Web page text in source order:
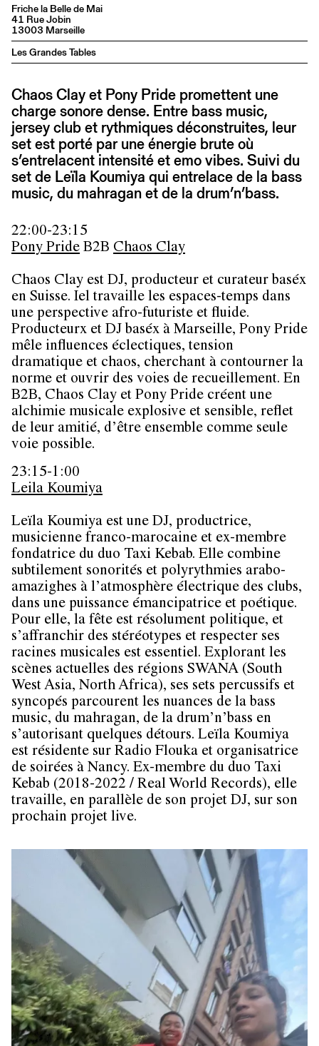
Friche la Belle de Mai
41 Rue Jobin
13003 Marseille
Les Grandes Tables
Chaos Clay et Pony Pride promettent une
charge sonore dense. Entre bass music,
jersey club et rythmiques déconstruites, leur
set est porté par une énergie brute où
s’entrelacent intensité et emo vibes. Suivi du
set de Leïla Koumiya qui entrelace de la bass
music, du mahragan et de la drum’n’bass.
22:00-23:15
Pony Pride B2B Chaos Clay
Chaos Clay est DJ, producteur et curateur baséx
en Suisse. Iel travaille les espaces-temps dans
une perspective afro-futuriste et fluide.
Producteurx et DJ baséx à Marseille, Pony Pride
mêle influences éclectiques, tension
dramatique et chaos, cherchant à contourner la
norme et ouvrir des voies de recueillement. En
B2B, Chaos Clay et Pony Pride créent une
alchimie musicale explosive et sensible, reflet
de leur amitié, d’être ensemble comme seule
voie possible.
23:15-1:00
Leila Koumiya
Leïla Koumiya est une DJ, productrice,
musicienne franco-marocaine et ex-membre
fondatrice du duo Taxi Kebab. Elle combine
subtilement sonorités et polyrythmies arabo-
amazighes à l’atmosphère électrique des clubs,
dans une puissance émancipatrice et poétique.
Pour elle, la fête est résolument politique, et
s’affranchir des stéréotypes et respecter ses
racines musicales est essentiel. Explorant les
scènes actuelles des régions SWANA (South
West Asia, North Africa), ses sets percussifs et
syncopés parcourent les nuances de la bass
music, du mahragan, de la drum’n’bass en
s’autorisant quelques détours. Leïla Koumiya
est résidente sur Radio Flouka et organisatrice
de soirées à Nancy. Ex-membre du duo Taxi
Kebab (2018-2022 / Real World Records), elle
travaille, en parallèle de son projet DJ, sur son
prochain projet live.